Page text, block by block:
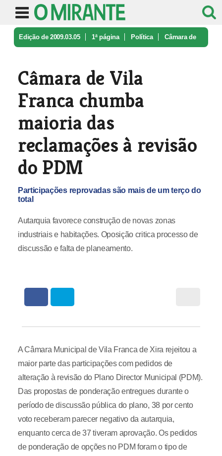
Edição de 2009.03.05 1ª página Política Câmara de
Câmara de Vila
Franca chumba
maioria das
reclamações à revisão
do PDM
Participações reprovadas são mais de um terço do
total
Autarquia favorece construção de novas zonas
industriais e habitações. Oposição critica processo de
discussão e falta de planeamento.
A Câmara Municipal de Vila Franca de Xira rejeitou a
maior parte das participações com pedidos de
alteração à revisão do Plano Director Municipal (PDM).
Das propostas de ponderação entregues durante o
período de discussão pública do plano, 38 por cento
voto receberam parecer negativo da autarquia,
enquanto cerca de 37 tiveram aprovação. Os pedidos
de ponderação de opções no PDM foram o tipo de